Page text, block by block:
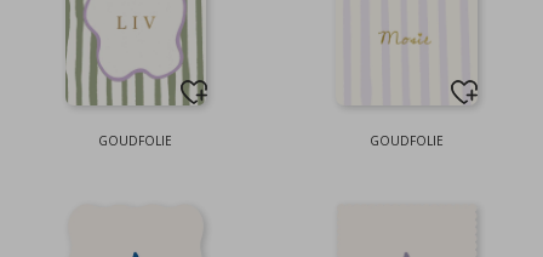
GOUDFOLIE GOUDFOLIE